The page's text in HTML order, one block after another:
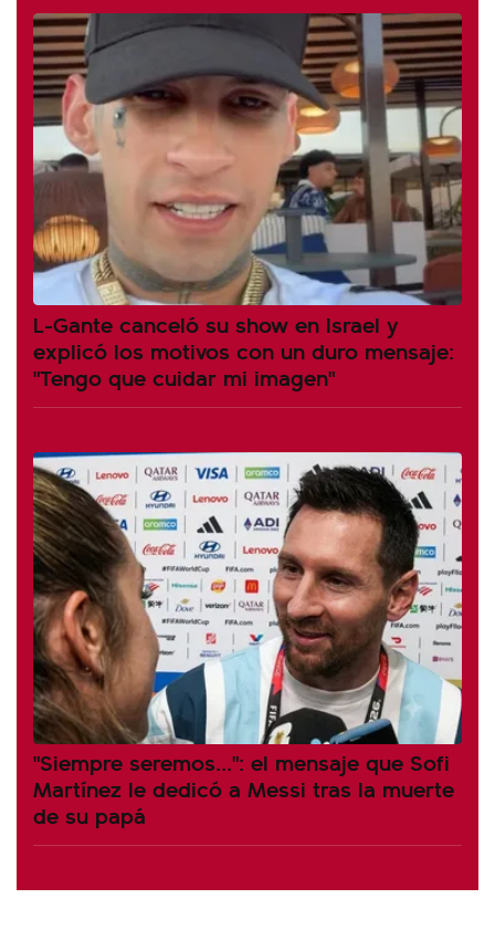
L-Gante canceló su show en Israel y
explicó los motivos con un duro mensaje:
"Tengo que cuidar mi imagen"
"Siempre seremos...": el mensaje que Sofi
Martínez le dedicó a Messi tras la muerte
de su papá